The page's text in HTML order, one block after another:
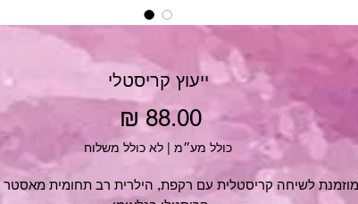
ייעוץ קריסטלי
‏88.00 ‏₪ מחיר
כולל מע״מ לא כולל משלוח
מוזמנת לשיחה קריסטלית עם רקפת, הילרית רב תחומית מאסטר